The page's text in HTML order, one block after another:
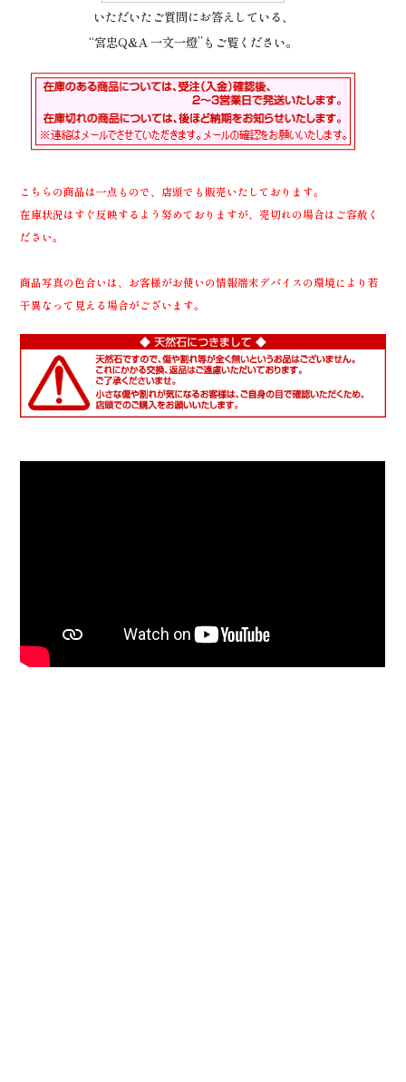
いただいたご質問にお答えしている、
“宮忠Q&A 一文一燈”もご覧ください。
こちらの商品は一点もので、店頭でも販売いたしております。
在庫状況はすぐ反映するよう努めておりますが、売切れの場合はご容赦く
ださい。
商品写真の色合いは、お客様がお使いの情報端末デバイスの環境により若
干異なって見える場合がございます。